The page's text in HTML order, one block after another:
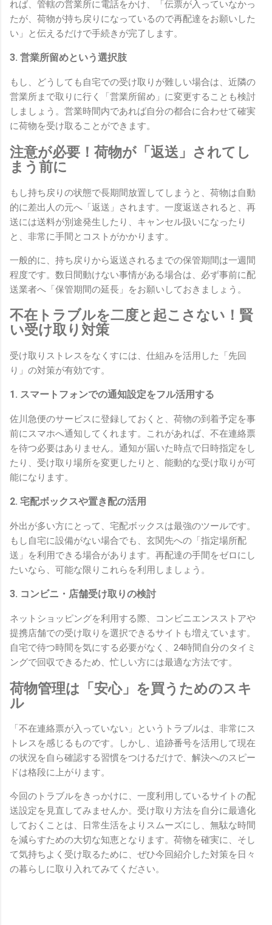
れば、管轄の営業所に電話をかけ、「伝票が入っていなかっ
たが、荷物が持ち戻りになっているので再配達をお願いした
い」と伝えるだけで手続きが完了します。
3. 営業所留めという選択肢
もし、どうしても自宅での受け取りが難しい場合は、近隣の
営業所まで取りに行く「営業所留め」に変更することも検討
しましょう。営業時間内であれば自分の都合に合わせて確実
に荷物を受け取ることができます。
注意が必要！荷物が「返送」されてし
まう前に
もし持ち戻りの状態で長期間放置してしまうと、荷物は自動
的に差出人の元へ「返送」されます。一度返送されると、再
送には送料が別途発生したり、キャンセル扱いになったり
と、非常に手間とコストがかかります。
一般的に、持ち戻りから返送されるまでの保管期間は一週間
程度です。数日間動けない事情がある場合は、必ず事前に配
送業者へ「保管期間の延長」をお願いしておきましょう。
不在トラブルを二度と起こさない！賢
い受け取り対策
受け取りストレスをなくすには、仕組みを活用した「先回
り」の対策が有効です。
1. スマートフォンでの通知設定をフル活用する
佐川急便のサービスに登録しておくと、荷物の到着予定を事
前にスマホへ通知してくれます。これがあれば、不在連絡票
を待つ必要はありません。通知が届いた時点で日時指定をし
たり、受け取り場所を変更したりと、能動的な受け取りが可
能になります。
2. 宅配ボックスや置き配の活用
外出が多い方にとって、宅配ボックスは最強のツールです。
もし自宅に設備がない場合でも、玄関先への「指定場所配
送」を利用できる場合があります。再配達の手間をゼロにし
たいなら、可能な限りこれらを利用しましょう。
3. コンビニ・店舗受け取りの検討
ネットショッピングを利用する際、コンビニエンスストアや
提携店舗での受け取りを選択できるサイトも増えています。
自宅で待つ時間を気にする必要がなく、24時間自分のタイミ
ングで回収できるため、忙しい方には最適な方法です。
荷物管理は「安心」を買うためのスキ
ル
「不在連絡票が入っていない」というトラブルは、非常にス
トレスを感じるものです。しかし、追跡番号を活用して現在
の状況を自ら確認する習慣をつけるだけで、解決へのスピー
ドは格段に上がります。
今回のトラブルをきっかけに、一度利用しているサイトの配
送設定を見直してみませんか。受け取り方法を自分に最適化
しておくことは、日常生活をよりスムーズにし、無駄な時間
を減らすための大切な知恵となります。荷物を確実に、そし
て気持ちよく受け取るために、ぜひ今回紹介した対策を日々
の暮らしに取り入れてみてください。